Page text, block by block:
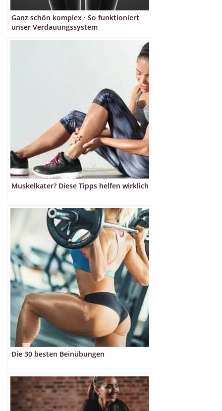
Ganz schön komplex · So funktioniert
unser Verdauungssystem
Muskelkater? Diese Tipps helfen wirklich
Die 30 besten Beinübungen